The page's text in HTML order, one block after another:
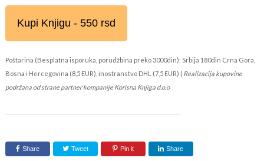
Kupi Knjigu - 550 rsd
Poštarina (Besplatna isporuka, porudžbina preko 3000din): Srbija 180din Crna Gora,
Bosna i Hercegovina (8,5 EUR), inostranstvo DHL (7,5 EUR) | Realizacija kupovine
podržana od strane partner kompanije Korisna Knjiga d.o.o
Share Tweet Pin it Share